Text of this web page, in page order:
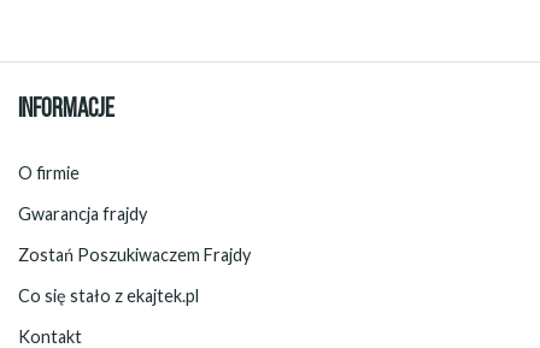
INFORMACJE
O firmie
Gwarancja frajdy
Zostań Poszukiwaczem Frajdy
Co się stało z ekajtek.pl
Kontakt